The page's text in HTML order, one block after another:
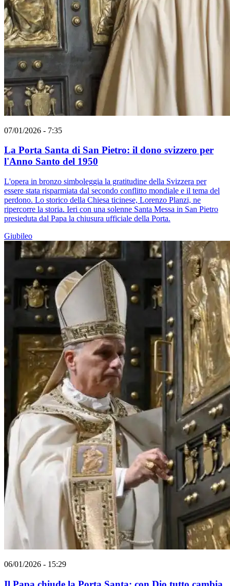
07/01/2026 - 7:35
La Porta Santa di San Pietro: il dono svizzero per
l'Anno Santo del 1950
L'opera in bronzo simboleggia la gratitudine della Svizzera per
essere stata risparmiata dal secondo conflitto mondiale e il tema del
perdono. Lo storico della Chiesa ticinese, Lorenzo Planzi, ne
ripercorre la storia. Ieri con una solenne Santa Messa in San Pietro
presieduta dal Papa la chiusura ufficiale della Porta.
Giubileo
06/01/2026 - 15:29